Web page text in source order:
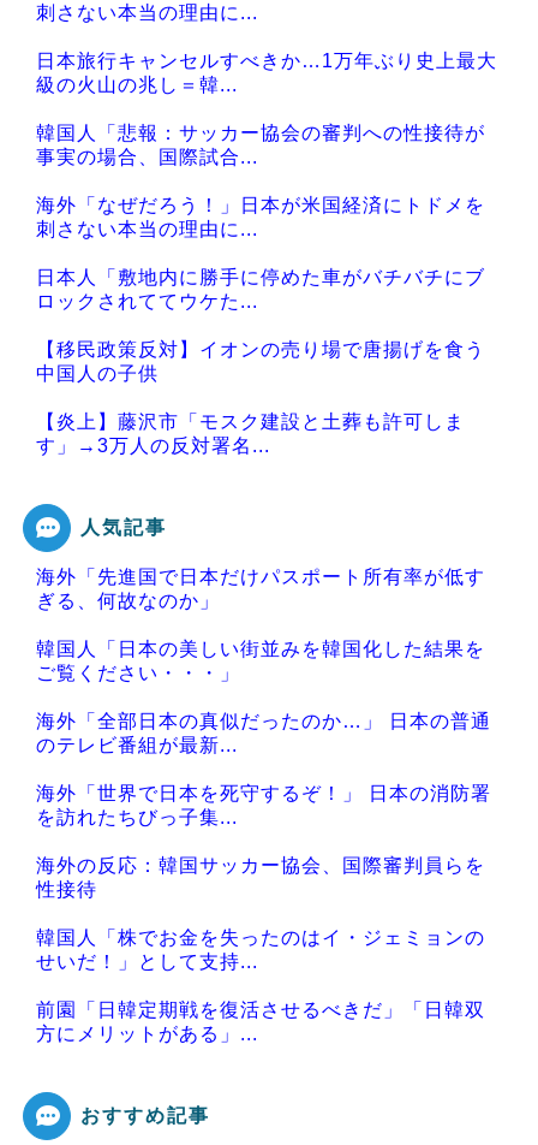
刺さない本当の理由に...
日本旅行キャンセルすべきか…1万年ぶり史上最大
級の火山の兆し＝韓...
韓国人「悲報：サッカー協会の審判への性接待が
事実の場合、国際試合...
海外「なぜだろう！」日本が米国経済にトドメを
刺さない本当の理由に...
日本人「敷地内に勝手に停めた車がバチバチにブ
ロックされててウケた...
【移民政策反対】イオンの売り場で唐揚げを食う
中国人の子供
【炎上】藤沢市「モスク建設と土葬も許可しま
す」→3万人の反対署名...
Powered by livedoor 相互RSS
人気記事
海外「先進国で日本だけパスポート所有率が低す
ぎる、何故なのか」
韓国人「日本の美しい街並みを韓国化した結果を
ご覧ください・・・」
海外「全部日本の真似だったのか…」 日本の普通
のテレビ番組が最新...
海外「世界で日本を死守するぞ！」 日本の消防署
を訪れたちびっ子集...
海外の反応：韓国サッカー協会、国際審判員らを
性接待
韓国人「株でお金を失ったのはイ・ジェミョンの
せいだ！」として支持...
前園「日韓定期戦を復活させるべきだ」「日韓双
方にメリットがある」...
おすすめ記事